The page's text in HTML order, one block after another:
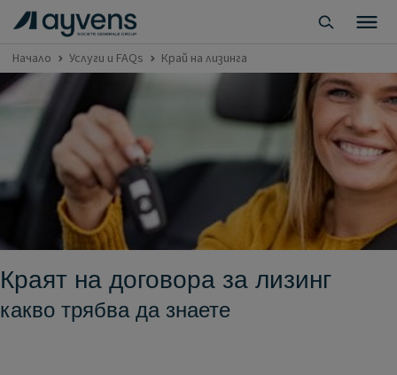
Начало Услуги и FAQs Край на лизинга
Краят на договора за лизинг
какво трябва да знаете